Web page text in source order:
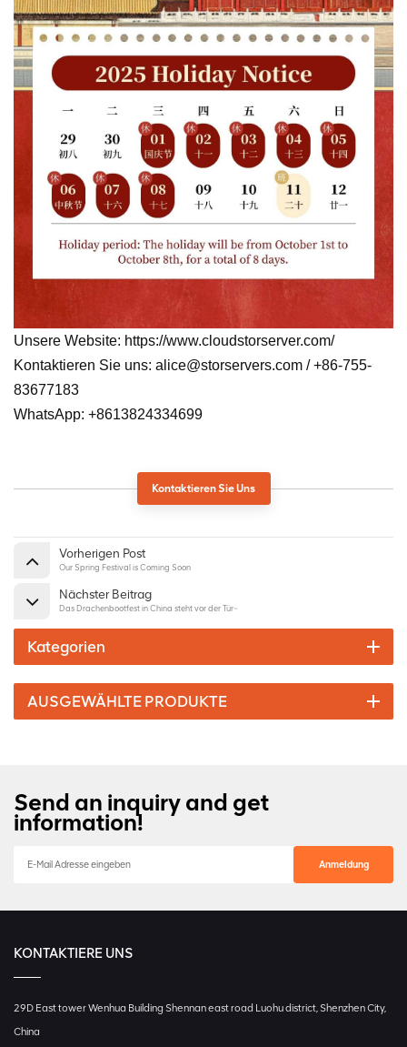
Unsere Website: https://www.cloudstorserver.com/
Kontaktieren Sie uns: alice@storservers.com / +86-755-
83677183
WhatsApp: +8613824334699
Kontaktieren Sie Uns
Vorherigen Post
Our Spring Festival is Coming Soon
Nächster Beitrag
Das Drachenbootfest in China steht vor der Tür~
Kategorien
AUSGEWÄHLTE PRODUKTE
Send an inquiry and get
information!
KONTAKTIERE UNS
29D East tower Wenhua Building Shennan east road Luohu district, Shenzhen City,
China